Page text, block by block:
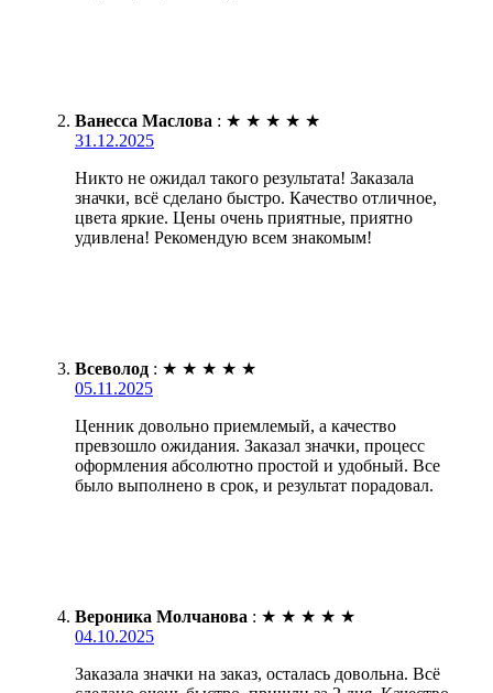
Ванесса Маслова : ★ ★ ★ ★ ★
31.12.2025
Никто не ожидал такого результата! Заказала
значки, всё сделано быстро. Качество отличное,
цвета яркие. Цены очень приятные, приятно
удивлена! Рекомендую всем знакомым!
Всеволод : ★ ★ ★ ★ ★
05.11.2025
Ценник довольно приемлемый, а качество
превзошло ожидания. Заказал значки, процесс
оформления абсолютно простой и удобный. Все
было выполнено в срок, и результат порадовал.
Вероника Молчанова : ★ ★ ★ ★ ★
04.10.2025
Заказала значки на заказ, осталась довольна. Всё